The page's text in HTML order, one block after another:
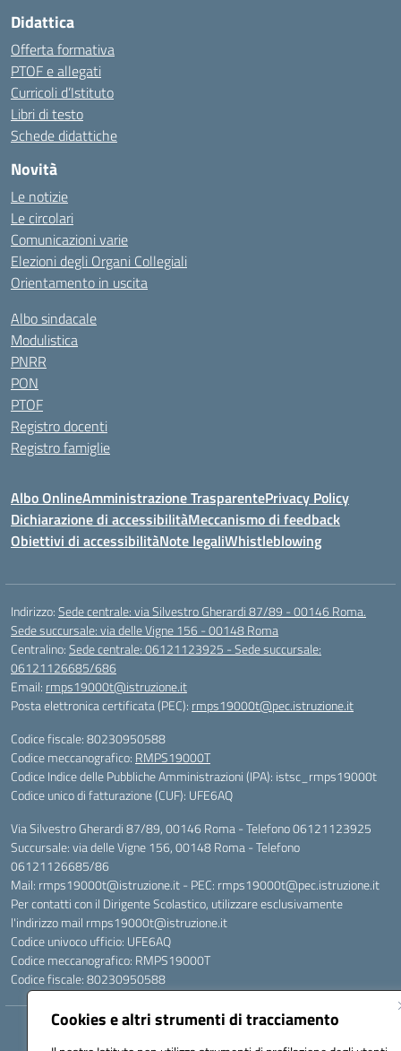
Cookies e altri strumenti di tracciamento
Didattica
Offerta formativa
PTOF e allegati
Curricoli d’Istituto
Libri di testo
Schede didattiche
Novità
Le notizie
Le circolari
Comunicazioni varie
Elezioni degli Organi Collegiali
Orientamento in uscita
Albo sindacale
Modulistica
PNRR
PON
PTOF
Registro docenti
Registro famiglie
Albo OnlineAmministrazione TrasparentePrivacy Policy
Dichiarazione di accessibilitàMeccanismo di feedback
Obiettivi di accessibilitàNote legaliWhistleblowing
Indirizzo:Sede centrale: via Silvestro Gherardi 87/89 - 00146 Roma.
Sede succursale: via delle Vigne 156 - 00148 Roma
Centralino:Sede centrale: 06121123925 - Sede succursale:
06121126685/686
Email: rmps19000t@istruzione.it
Posta elettronica certificata (PEC): rmps19000t@pec.istruzione.it
Codice fiscale: 80230950588
Codice meccanografico: RMPS19000T
Codice Indice delle Pubbliche Amministrazioni (IPA): istsc_rmps19000t
Codice unico di fatturazione (CUF): UFE6AQ
Via Silvestro Gherardi 87/89, 00146 Roma - Telefono 06121123925
Succursale: via delle Vigne 156, 00148 Roma - Telefono
06121126685/86
Mail: rmps19000t@istruzione.it - PEC: rmps19000t@pec.istruzione.it
Per contatti con il Dirigente Scolastico, utilizzare esclusivamente
l'indirizzo mail rmps19000t@istruzione.it
Codice univoco ufficio: UFE6AQ
Codice meccanografico: RMPS19000T
Codice fiscale: 80230950588
Hosting & Powered by 3D Solution S.r.l.